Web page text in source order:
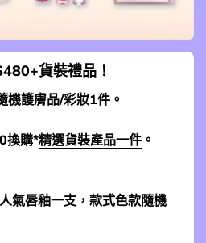
貨裝禮品！
護膚品/彩妝1件。
換購*精選貨裝產品一件 。
唇釉一支，款式色款隨機